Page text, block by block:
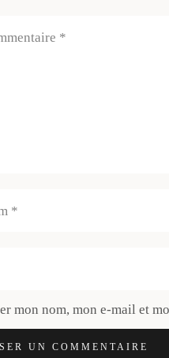
mon nom, mon e-mail et
UN COMMENTAIRE